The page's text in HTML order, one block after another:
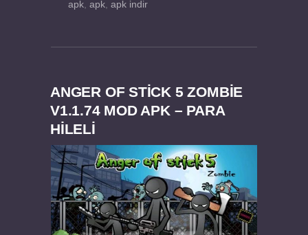
apk, apk, apk indir
ANGER OF STICK 5 ZOMBIE
V1.1.74 MOD APK – PARA
HİLELİ